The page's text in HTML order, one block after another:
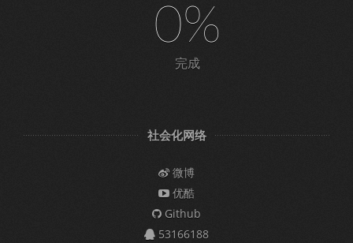
0%
完成
社会化网络
微博
优酷
Github
53166188